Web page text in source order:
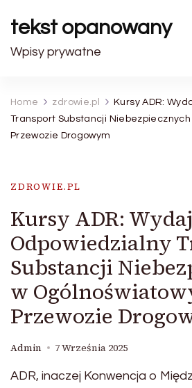
tekst opanowany
Wpisy prywatne
Home zdrowie.pl
Kursy ADR:
Transport Substancji
Przewozie Drogowym
ZDROWIE.PL
Kursy ADR:
Odpowiedzialny
Substancji
w
Przewozie
Admin 7 Września 2025
ADR, inaczej Konwencja o